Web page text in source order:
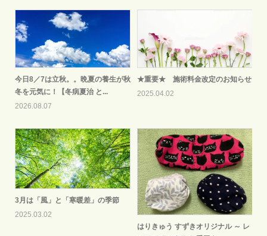
今日8／7は立秋。。晩夏の養生が秋
冬を元気に！【冬病夏治 と...
2026.08.07
★重要★ 施術料金改定のお知らせ
2025.04.02
3月は「風」と「寒暖差」の季節
2025.03.02
はりきゅう すずきオリジナル ～ レ